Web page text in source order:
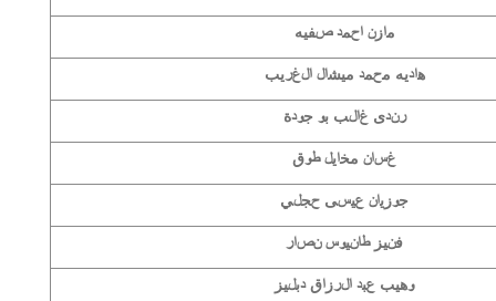
مازن احمد صفيه
هاديه محمد ميشال الغريب
رندى غالب بو جودة
غسان مخايل طوق
جوزيان عيسى حجلي
فنيز طانيوس نصار
وهيب عبد الرزاق دبليز